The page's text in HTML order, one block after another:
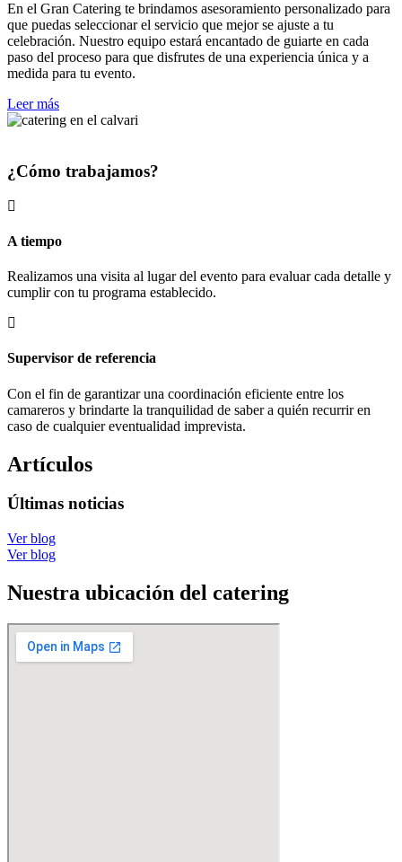
En el Gran Catering te brindamos asesoramiento personalizado para
que puedas seleccionar el servicio que mejor se ajuste a tu
celebración. Nuestro equipo estará encantado de guiarte en cada
paso del proceso para que disfrutes de una experiencia única y a
medida para tu evento.
Leer más
¿Cómo trabajamos?
A tiempo
Realizamos una visita al lugar del evento para evaluar cada detalle y
cumplir con tu programa establecido.
Supervisor de referencia
Con el fin de garantizar una coordinación eficiente entre los
camareros y brindarte la tranquilidad de saber a quién recurrir en
caso de cualquier eventualidad imprevista.
Artículos
Últimas noticias
Ver blog
Ver blog
Nuestra ubicación del catering